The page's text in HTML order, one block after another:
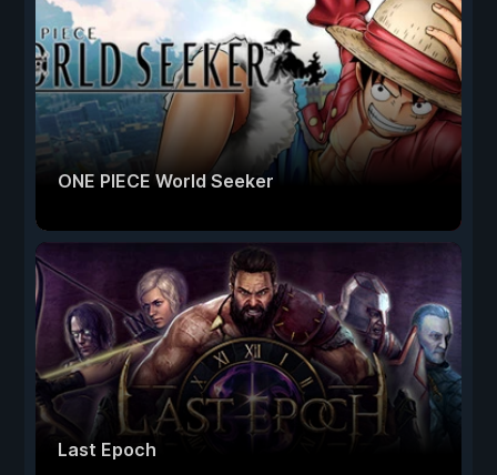
ONE PIECE World Seeker
Last Epoch